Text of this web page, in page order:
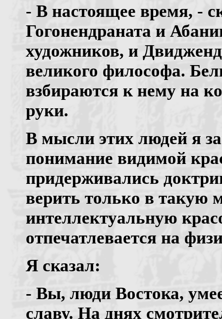
- В настоящее время, -
Гогонендраната и
художников, и
великого философа.
взбираются к нему на
руки.
В мысли этих людей я
понимание видимой
придерживались
верить только в такую
интеллектуальную
отпечатлевается на
Я сказал:
- Вы, люди Востока,
славу. На днях